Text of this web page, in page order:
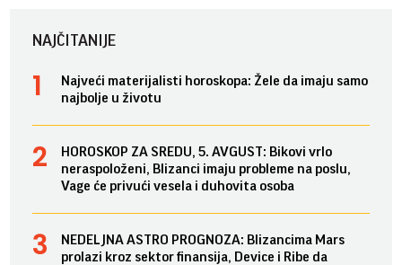
NAJČITANIJE
Najveći materijalisti horoskopa: Žele da imaju samo
najbolje u životu
HOROSKOP ZA SREDU, 5. AVGUST: Bikovi vrlo
neraspoloženi, Blizanci imaju probleme na poslu,
Vage će privući vesela i duhovita osoba
NEDELJNA ASTRO PROGNOZA: Blizancima Mars
prolazi kroz sektor finansija, Device i Ribe da